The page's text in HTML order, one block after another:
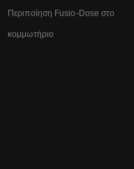
Περιποίηση Fusio-Dose στο
κομμωτήριο